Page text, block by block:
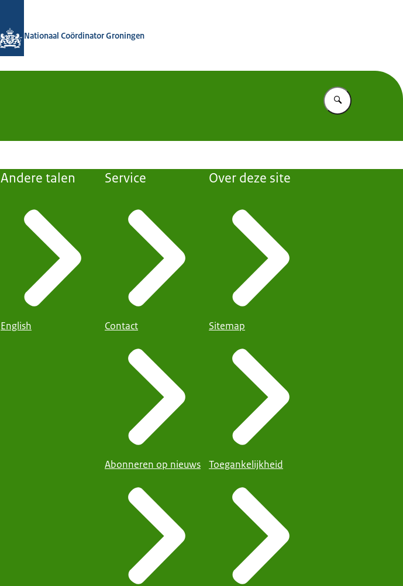
Nationaal Coördinator Groningen
Vul in wat u
Andere talen
English
Service
Contact
Abonneren op nieuws
Over deze site
Sitemap
Toegankelijkheid